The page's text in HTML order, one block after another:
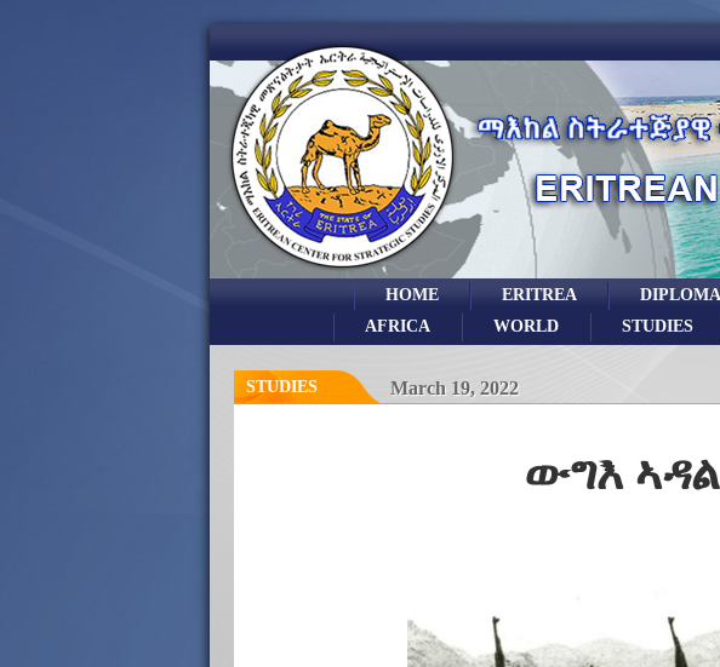
ERITREA
HOME
STUDIES
WORLD
AFRICA
STUDIES March 19, 2022
ውግእ ኣዳል